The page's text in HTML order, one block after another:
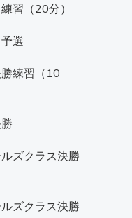
習（20分）
選
練習（10
ズクラス決勝
ズクラス決勝